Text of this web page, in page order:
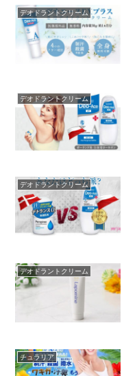
デオドラントクリーム
デオドラントクリーム
デオドラントクリーム
デオドラントクリーム
チュラリア